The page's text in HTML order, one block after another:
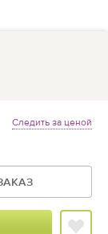
Следить за ценой